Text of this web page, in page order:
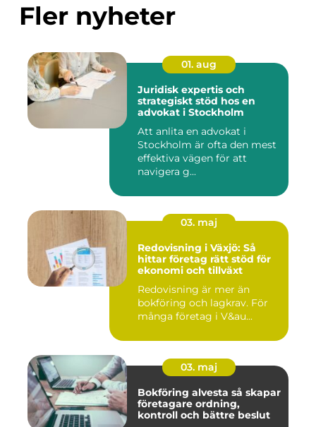
Fler nyheter
01. aug
Juridisk expertis och
strategiskt stöd hos en
advokat i Stockholm
Att anlita en advokat i
Stockholm är ofta den mest
effektiva vägen för att
navigera g...
03. maj
Redovisning i Växjö: Så
hittar företag rätt stöd för
ekonomi och tillväxt
Redovisning är mer än
bokföring och lagkrav. För
många företag i V&au...
03. maj
Bokföring alvesta så skapar
företagare ordning,
kontroll och bättre beslut